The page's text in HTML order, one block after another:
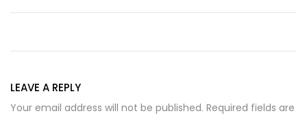
LEAVE A REPLY
Your email address will not be published. Required fields are